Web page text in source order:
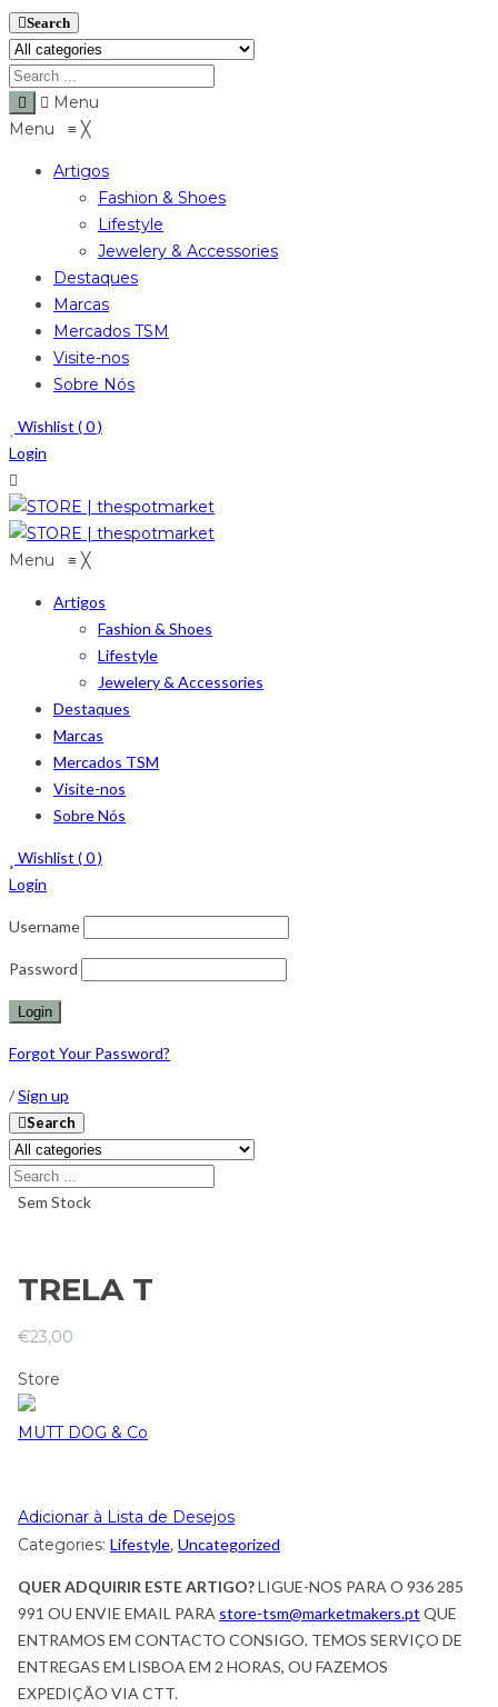
Search
Menu
Menu ≡ ╳
Artigos
Fashion & Shoes
Lifestyle
Jewelery & Accessories
Destaques
Marcas
Mercados TSM
Visite-nos
Sobre Nós
Wishlist (0)
Login
Menu ≡ ╳
Artigos
Fashion & Shoes
Lifestyle
Jewelery & Accessories
Destaques
Marcas
Mercados TSM
Visite-nos
Sobre Nós
Wishlist (0)
Login
Username
Password
Forgot Your Password?
/Sign up
Search
Sem Stock
TRELA T
€23,00
Store
MUTT DOG & Co
Adicionar à Lista de Desejos
Categories: Lifestyle, Uncategorized
QUER ADQUIRIR ESTE ARTIGO?LIGUE-NOS PARA O 936 285
991 OU ENVIE EMAIL PARA store-tsm@marketmakers.pt QUE
ENTRAMOS EM CONTACTO CONSIGO. TEMOS SERVIÇO DE
ENTREGAS EM LISBOA EM 2 HORAS, OU FAZEMOS
EXPEDIÇÃO VIA CTT.